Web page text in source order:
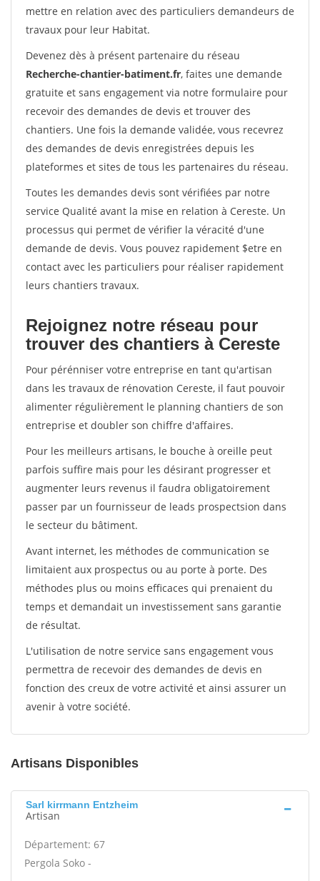
mettre en relation avec des particuliers demandeurs de
travaux pour leur Habitat.
Devenez dès à présent partenaire du réseau
Recherche-chantier-batiment.fr, faites une demande
gratuite et sans engagement via notre formulaire pour
recevoir des demandes de devis et trouver des
chantiers. Une fois la demande validée, vous recevrez
des demandes de devis enregistrées depuis les
plateformes et sites de tous les partenaires du réseau.
Toutes les demandes devis sont vérifiées par notre
service Qualité avant la mise en relation à Cereste. Un
processus qui permet de vérifier la véracité d'une
demande de devis. Vous pouvez rapidement $etre en
contact avec les particuliers pour réaliser rapidement
leurs chantiers travaux.
Rejoignez notre réseau pour
trouver des chantiers à Cereste
Pour pérénniser votre entreprise en tant qu'artisan
dans les travaux de rénovation Cereste, il faut pouvoir
alimenter régulièrement le planning chantiers de son
entreprise et doubler son chiffre d'affaires.
Pour les meilleurs artisans, le bouche à oreille peut
parfois suffire mais pour les désirant progresser et
augmenter leurs revenus il faudra obligatoirement
passer par un fournisseur de leads prospectsion dans
le secteur du bâtiment.
Avant internet, les méthodes de communication se
limitaient aux prospectus ou au porte à porte. Des
méthodes plus ou moins efficaces qui prenaient du
temps et demandait un investissement sans garantie
de résultat.
L'utilisation de notre service sans engagement vous
permettra de recevoir des demandes de devis en
fonction des creux de votre activité et ainsi assurer un
avenir à votre société.
Artisans Disponibles
Sarl kirrmann Entzheim
Artisan
Département: 67
Pergola Soko -